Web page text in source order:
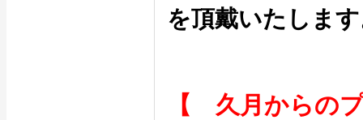
を頂戴いたしま
【 久月からの